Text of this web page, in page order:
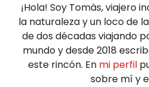
¡Hola! Soy Tomàs, viajero
la naturaleza y un loco de
de dos décadas viajando
mundo y desde 2018
este rincón. En mi perfil
sobre mí y